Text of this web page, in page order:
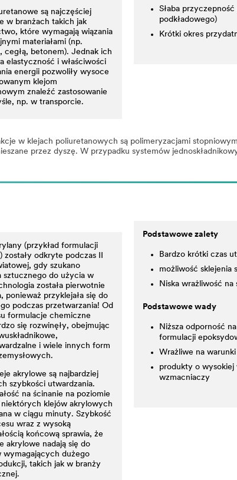
są najczęściej
w branżach takich jak
które wymagają wiązania
materiałami (np.
cegłą, betonem). Jednak ich
elastyczność i właściwości
energii pozwoliły wysoce
klejom
znaleźć zastosowanie
np. w transporcie.
Słaba
podkładowego)
Krótki okres
w klejach poliuretanowych są polimeryzacjami
przez dyszę. W przypadku systemów
(przykład formulacji
zostały odkryte podczas II
gdy szukano
sztucznego do użycia w
została pierwotnie
ponieważ przyklejała się do
podczas przetwarzania! Od
formulacje chemiczne
się rozwinęły, obejmując
i wiele innych form
akrylowe są najbardziej
szybkości utwardzania.
na ścinanie na poziomie
niektórych klejów akrylowych
w ciągu minuty. Szybkość
wraz z wysoką
końcową sprawia, że
akrylowe nadają się do
wymagających dużego
takich jak w branży
Podstawowe zalety
Bardzo krótki czas
możliwość sklejenia
Niska wrażliwość
Podstawowe wady
Niższa odporność
formulacji
Wrażliwe na
produkty o wysokiej
wzmacniaczy